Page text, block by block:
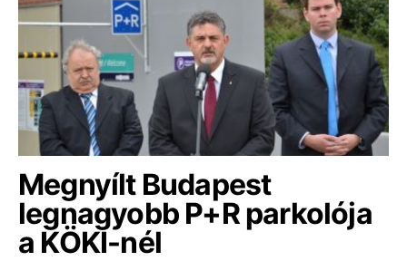
Megnyílt Budapest
legnagyobb P+R parkolója
a KÖKI-nél